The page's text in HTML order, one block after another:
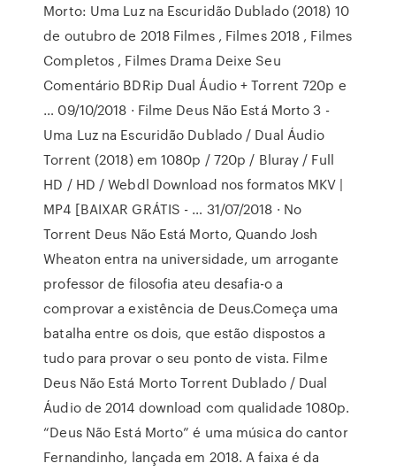
Morto: Uma Luz na Escuridão Dublado (2018) 10
de outubro de 2018 Filmes , Filmes 2018 , Filmes
Completos , Filmes Drama Deixe Seu
Comentário BDRip Dual Áudio + Torrent 720p e
… 09/10/2018 · Filme Deus Não Está Morto 3 -
Uma Luz na Escuridão Dublado / Dual Áudio
Torrent (2018) em 1080p / 720p / Bluray / Full
HD / HD / Webdl Download nos formatos MKV |
MP4 [BAIXAR GRÁTIS - … 31/07/2018 · No
Torrent Deus Não Está Morto, Quando Josh
Wheaton entra na universidade, um arrogante
professor de filosofia ateu desafia-o a
comprovar a existência de Deus.Começa uma
batalha entre os dois, que estão dispostos a
tudo para provar o seu ponto de vista. Filme
Deus Não Está Morto Torrent Dublado / Dual
Áudio de 2014 download com qualidade 1080p.
“Deus Não Está Morto” é uma música do cantor
Fernandinho, lançada em 2018. A faixa é da